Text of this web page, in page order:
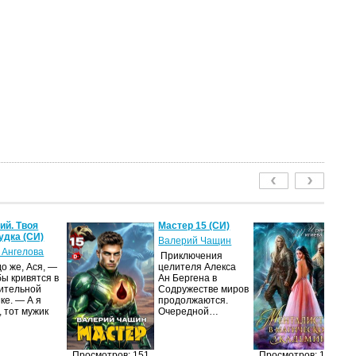
Твоя
(СИ)
же, Ася, —
кривятся в
— А я
тот мужик
Мастер 15 (СИ)
Валерий Чащин
Приключения
целителя Алекса
Ан Бергена в
Содружестве миров
продолжаются.
Очередной…